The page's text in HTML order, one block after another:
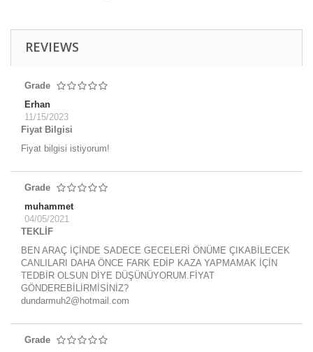
REVIEWS
Grade
Erhan
11/15/2023
Fiyat Bilgisi
Fiyat bilgisi istiyorum!
Grade
muhammet
04/05/2021
TEKLİF
BEN ARAÇ İÇİNDE SADECE GECELERİ ÖNÜME ÇIKABİLECEK
CANLILARI DAHA ÖNCE FARK EDİP KAZA YAPMAMAK İÇİN
TEDBİR OLSUN DİYE DÜŞÜNÜYORUM.FİYAT
GÖNDEREBİLİRMİSİNİZ?
dundarmuh2@hotmail.com
Grade